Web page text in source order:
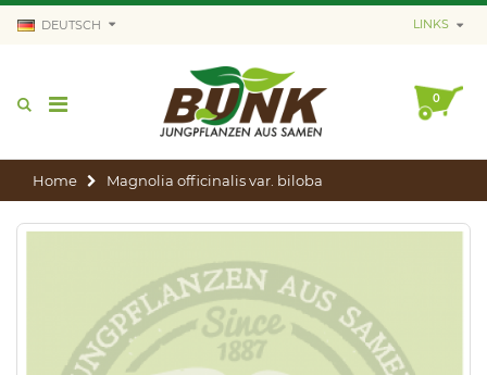
DEUTSCH LINKS
0
Home Magnolia officinalis var. biloba